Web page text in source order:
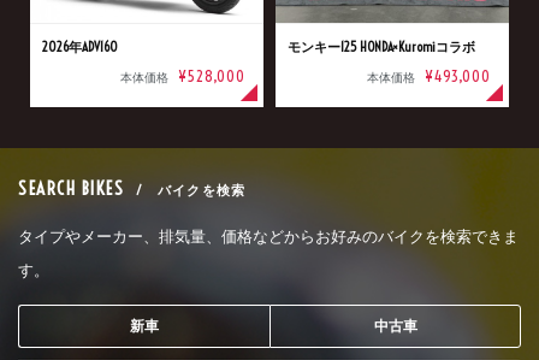
2026年ADV160
本体価格 ¥528,000
モンキー125 HONDA×Kuromiコラボ
本体価格 ¥493,000
SEARCH BIKES / バイクを検索
タイプやメーカー、排気量、価格などからお好みのバイクを検索できま
す。
新車 中古車